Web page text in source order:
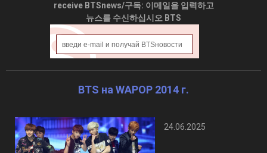
receive BTSnews/구독: 이메일을 입력하고
뉴스를 수신하십시오 BTS
BTS на WAPOP 2014 г.
24.06.2025